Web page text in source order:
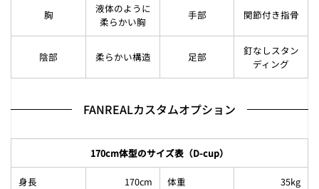
胸
液体のように
柔らかい胸
手部 関節付き指骨
陰部 柔らかい構造 足部
釘なしスタン
ディング
FANREALカスタムオプション
170cm体型のサイズ表（D-cup）
身長 170cm 体重 35kg